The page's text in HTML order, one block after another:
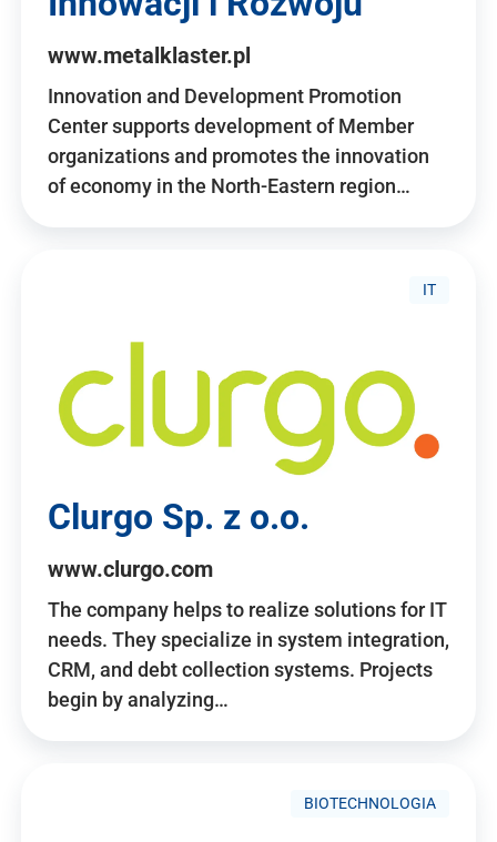
www.metalklaster.pl
Innovation and Development Promotion
Center supports development of Member
organizations and promotes the innovation
of economy in the North-Eastern region…
IT
Clurgo Sp. z o.o.
www.clurgo.com
The company helps to realize solutions for IT
needs. They specialize in system integration,
CRM, and debt collection systems. Projects
begin by analyzing…
BIOTECHNOLOGIA